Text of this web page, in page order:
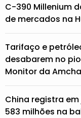
C-390 Millenium
de mercados na
Tarifaço e
desabarem no
Monitor da
China registra
583 milhões na